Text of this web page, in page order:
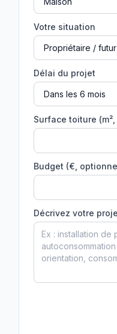
Votre situation
Délai du projet
Surface toiture
Budget (€,
Décrivez votre